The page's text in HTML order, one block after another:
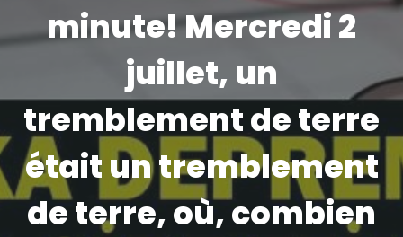
minute! Mercredi 2
juillet, un
tremblement de terre
était un tremblement
de terre, où, combien